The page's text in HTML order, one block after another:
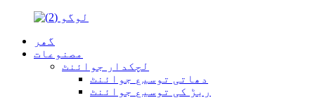
گھر
مصنوعات
لچکدار جوائنٹ
دھاتی توسیع جوائنٹ
ربڑ کی توسیع جوائنٹ